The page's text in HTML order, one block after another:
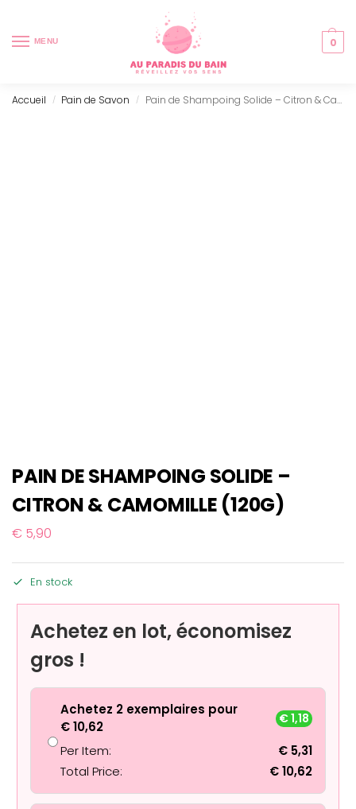
MENU 0
Accueil / Pain de Savon / Pain de Shampoing Solide – Citron & Camomille (120g)
PAIN DE SHAMPOING SOLIDE –
CITRON & CAMOMILLE (120G)
€ 5,90
En stock
Achetez en lot, économisez
gros !
Achetez 2 exemplaires pour
€10,62
€1,18
Per Item: € 5,31
Total Price:
€10,62